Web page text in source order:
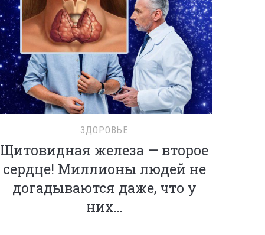
ЗДОРОВЬЕ
Щитовидная железа — второе
сердце! Миллионы людей не
догадываются даже, что у
них…